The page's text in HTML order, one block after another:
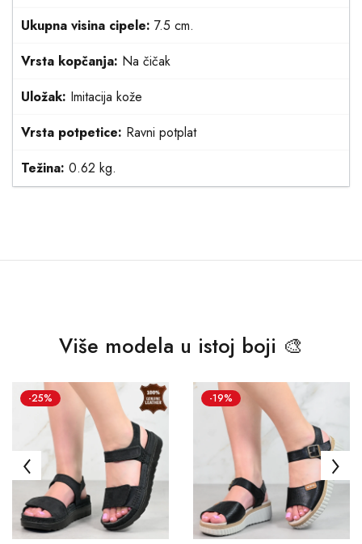
Ukupna visina cipele: 7.5 cm.
Vrsta kopčanja: Na čičak
Uložak: Imitacija kože
Vrsta potpetice: Ravni potplat
Težina: 0.62 kg.
Više modela u istoj boji 🎨
-25% -19%